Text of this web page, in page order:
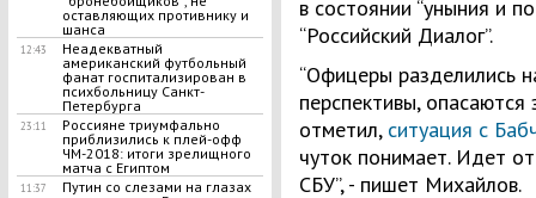
оставляющих противнику и
шанса
12:43
Неадекватный
американский футбольный
фанат госпитализирован в
психбольницу Санкт-
Петербурга
23:11
Россияне триумфально
приблизились к плей-офф
ЧМ-2018: итоги зрелищного
матча с Египтом
11:37
Путин со слезами на глазах
в состоянии “уныния и
“Российский Диалог”.
“Офицеры разделились
перспективы,
отметил, ситуация с
чуток понимает. Идет
СБУ”, - пишет Михайлов.